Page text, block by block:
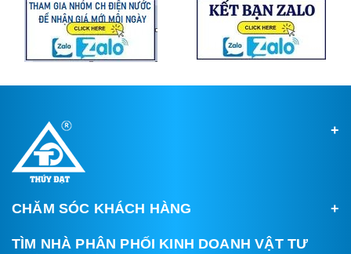
CHĂM SÓC KHÁCH HÀNG
TÌM NHÀ PHÂN PHỐI KINH DOANH VẬT TƯ